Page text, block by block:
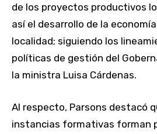
de los proyectos productivos
así el desarrollo de la
localidad; siguiendo los
políticas de gestión del
la ministra Luisa Cárdenas.
Al respecto, Parsons destacó
instancias formativas forman